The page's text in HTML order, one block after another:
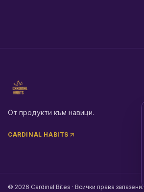
От продукти към навици.
CARDINAL HABITS
© 2026 Cardinal Bites · Всички права запазени.